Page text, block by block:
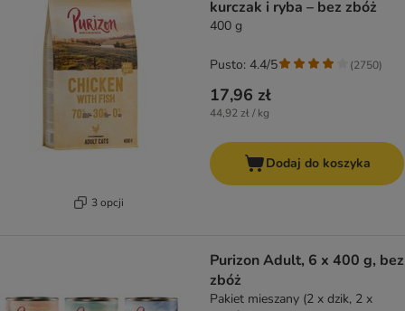
3 opcji
kurczak i ryba – bez zbóż
400 g
17,96 zł
44,92 zł / kg
Pusto: 4.4/5 (2750)
Dodaj do koszyka
Purizon Adult, 6 x 400 g, bez
zbóż
Pakiet mieszany (2 x dzik, 2 x